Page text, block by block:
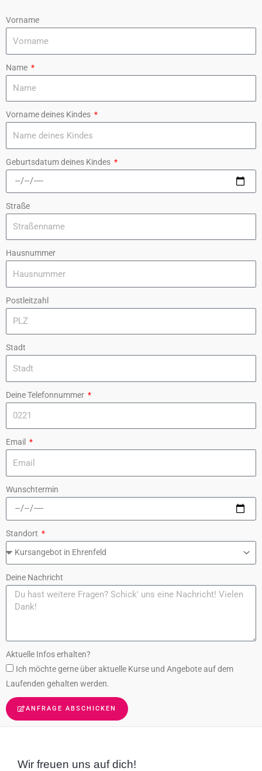
Vorname
Name
Vorname deines Kindes
Geburtsdatum deines Kindes
Straße
Hausnummer
Postleitzahl
Stadt
Deine Telefonnummer
Email
Wunschtermin
Standort
Deine Nachricht
Aktuelle Infos erhalten?
Ich möchte gerne über aktuelle Kurse und Angebote auf dem
Laufenden gehalten werden.
ANFRAGE ABSCHICKEN
Wir freuen uns auf dich!